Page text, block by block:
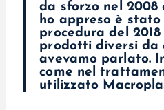
da sforzo nel 2008
ho appreso è stato
procedura del
prodotti diversi da
avevamo parlato.
come nel
utilizzato